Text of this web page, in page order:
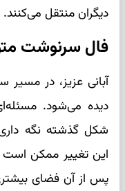
دیگران منتقل می‌کنند.
فال سرنوشت
آبانی عزیز، در مسیر
دیده می‌شود.
شکل گذشته نگه
این تغییر ممکن است
پس از آن فضای